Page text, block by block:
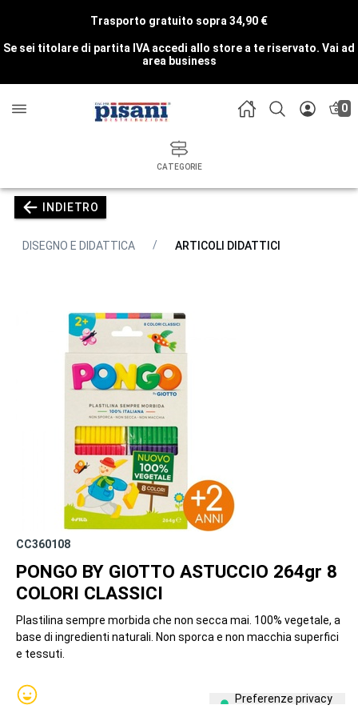
Trasporto gratuito sopra 34,90 €
Se sei titolare di partita IVA accedi allo store a te riservato. Vai ad
area business
0
CATEGORIE
INDIETRO
DISEGNO E DIDATTICA ARTICOLI DIDATTICI
CC360108
PONGO BY GIOTTO ASTUCCIO 264gr 8
COLORI CLASSICI
Plastilina sempre morbida che non secca mai. 100% vegetale, a
base di ingredienti naturali. Non sporca e non macchia superfici
e tessuti.